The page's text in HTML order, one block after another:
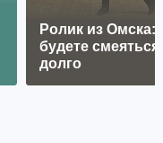
Ролик из Омска:
будете смеяться
долго